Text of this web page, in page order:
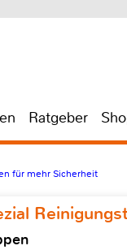
Ratgeber
für mehr Sicherheit